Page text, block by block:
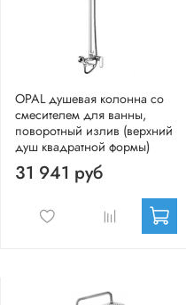
OPAL душевая колонна со
смесителем для ванны,
поворотный излив (верхний
душ квадратной формы)
31 941 руб